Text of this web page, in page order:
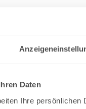
Daten
Ihre persönlichen